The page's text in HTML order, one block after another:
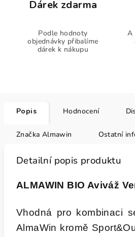
Dárek zdarma
Podle hodnoty
objednávky přibalíme
dárek k nákupu
A
Popis Hodnocení
Značka Almawin Ostatní
Detailní popis produktu
ALMAWIN BIO Aviváž
Vhodná pro kombinaci
AlmaWin kromě